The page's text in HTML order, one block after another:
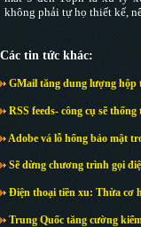
không phải tự họ thiết kế,
Các tin tức khác:
GMail tăng dung lượng hộp
RSS feeds- công cụ sẽ
Adobe vá lỗ hổng bảo mật
Sẽ dừng chương trình gọi
Điện thoại tiền xu: Thừa cơ
Trung Quốc tăng cường